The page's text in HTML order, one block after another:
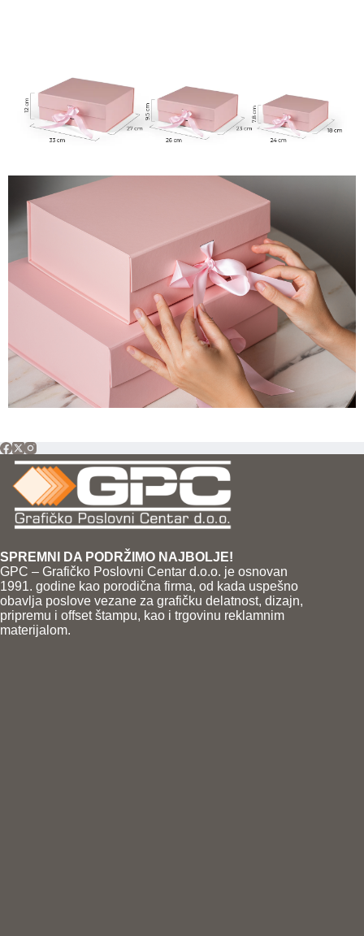
SPREMNI DA PODRŽIMO NAJBOLJE!
GPC – Grafičko Poslovni Centar d.o.o. je osnovan
1991. godine kao porodična firma, od kada uspešno
obavlja poslove vezane za grafičku delatnost, dizajn,
pripremu i offset štampu, kao i trgovinu reklamnim
materijalom.